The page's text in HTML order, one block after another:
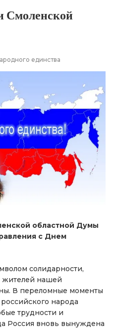
Смоленской
единства
областной Думы
с Днем
солидарности,
жителей нашей
В переломные моменты
народа
трудности и
Россия вновь вынуждена